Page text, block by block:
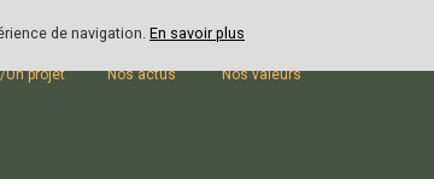
de navigation. En savoir plus
Un projet Nos actus
Présentation
Nos valeurs